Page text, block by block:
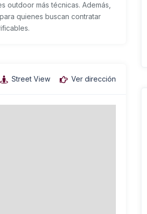
más técnicas. Además,
quienes buscan contratar
Street View Ver dirección